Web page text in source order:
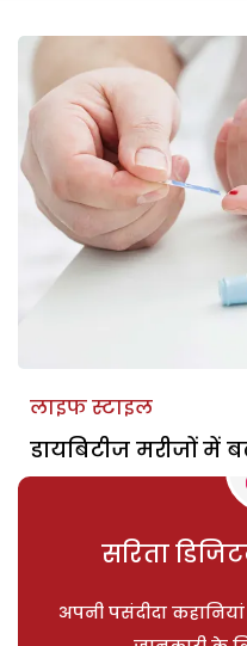
लाइफ स्टाइल
डायबिटीज मरीजों में
सरिता
अपनी पसंदीदा